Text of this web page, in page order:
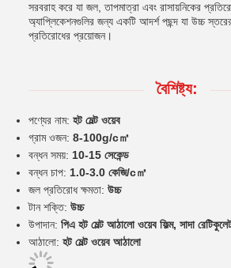
সরবরাহ করে যা জল, তাপমাত্রা এবং রাসায়নিকের
অ্যাপ্লিকেশনগুলির জন্য একটি আদর্শ পছন্দ যা উচ্চ
প্রতিরোধের প্রয়োজন।
বৈশিষ্ট্য:
পণ্যের নাম: হট মেল্ট ওয়েব
গ্রাম ওজন: 8-100g/c㎡
বন্ধন সময়: 10-15 সেকেন্ড
বন্ধন চাপ: 1.0-3.0 কেজি/c㎡
জল প্রতিরোধ ক্ষমতা: উচ্চ
টান শক্তি: উচ্চ
উপাদান: পিএ হট মেল্ট আঠালো ওয়েব ফিল্ম, সাদা
আঠালো: হট মেল্ট ওয়েব আঠালো